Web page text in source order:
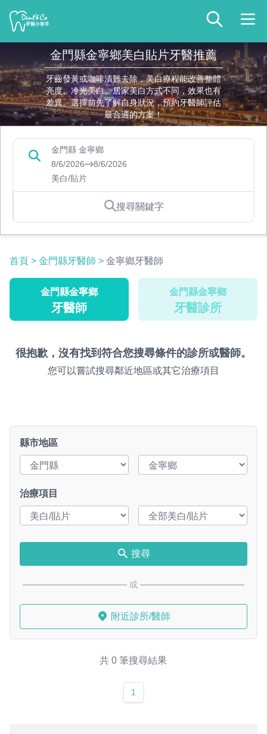
金門縣金寧鄉美白貼片牙醫推薦
牙齒發黃或咖啡漬難去除，美白療程能改善整體
亮度。冷光美白、居家美白方式不同，效果也有
差異。選擇前先了解自身狀況，預約牙醫師評估
最合適的方案！
金門縣 金寧鄉
8/6/2026
8/6/2026
美白/貼片
搜尋關鍵字
首頁 > 金門縣牙醫師 > 金寧鄉牙醫師
金門縣金寧鄉
牙醫師
金門縣金寧鄉
牙醫診所
很抱歉，沒有找到符合您搜尋條件的診所或醫師。
您可以嘗試搜尋鄰近地區或其它治療項目
縣市地區
治療項目
搜尋
或
附近診所/醫師
共 0 筆搜尋結果
1